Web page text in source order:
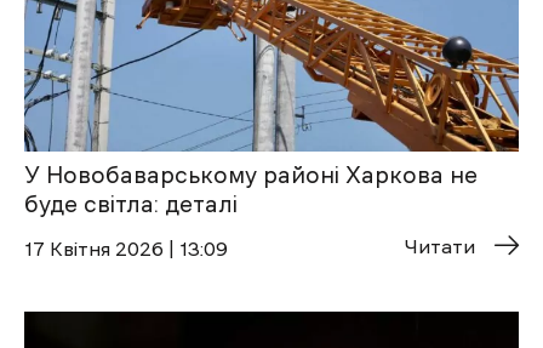
У Новобаварському районі Харкова не
буде світла: деталі
17 Квітня 2026 | 13:09 Читати